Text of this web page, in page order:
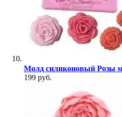
Молд силиконовый Розы
199 руб.